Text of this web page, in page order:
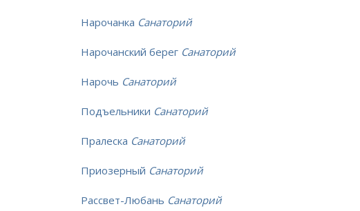
Нарочанка Санаторий
Нарочанский берег Санаторий
Нарочь Санаторий
Подъельники Санаторий
Пралеска Санаторий
Приозерный Санаторий
Рассвет-Любань Санаторий